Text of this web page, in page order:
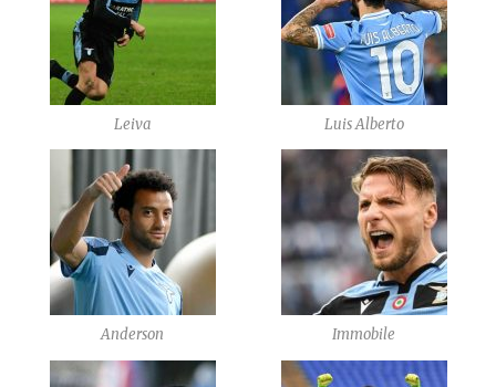
Leiva Luis Alberto
Anderson Immobile